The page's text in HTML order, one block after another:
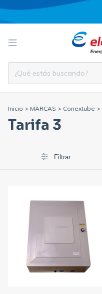
Inicio > MARCAS > Conextube >
Tarifa 3
Filtrar